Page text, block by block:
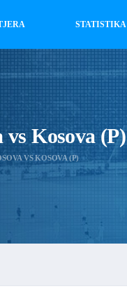
STATISTIKA
vs Kosova (P)
VS KOSOVA (P)